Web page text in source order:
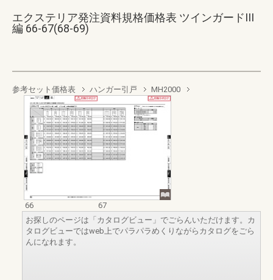
エクステリア発注資料規格価格表 ツインガードIII
編 66-67(68-69)
参考セット価格表 ハンガー引戸 MH2000
66
67
お探しのページは「カタログビュー」でごらんいただけます。カ
タログビューではweb上でパラパラめくりながらカタログをごら
んになれます。